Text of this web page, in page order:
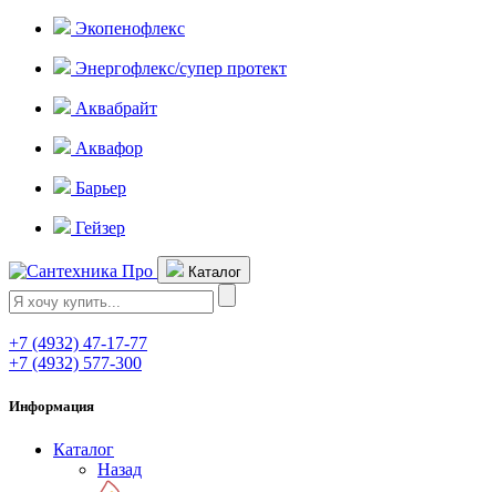
Экопенофлекс
Энергофлекс/супер протект
Аквабрайт
Аквафор
Барьер
Гейзер
Каталог
+7 (4932) 47-17-77
+7 (4932) 577-300
Информация
Каталог
Назад